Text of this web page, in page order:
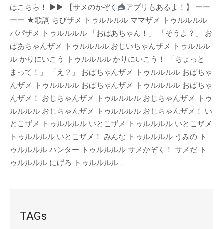
はこちら！ ▶▶ 【サメのかぞく
アプリもあるよ！】 ーー
ーー ★歌詞 ちびザメ トゥルルルル ママザメ トゥルルルル
パパザメ トゥルルルル 「おばあちゃん！」 「そうよ？」 お
ばあちゃんザメ トゥルルルル おじいちゃんザメ トゥルルル
ル かりにいこう トゥルルルル かりにいこう！ 「ちょっと
まって！」 「え？」 おばちゃんザメ トゥルルルル おばちゃ
んザメ トゥルルルル おばちゃんザメ トゥルルルル おばちゃ
んザメ！ おじちゃんザメ トゥルルルル おじちゃんザメ トゥ
ルルルル おじちゃんザメ トゥルルルル おじちゃんザメ！ い
とこザメ トゥルルルル いとこザメ トゥルルルル いとこザメ
トゥルルルル いとこザメ！ みんな トゥルルルル うみの ト
ゥルルルル ハンター トゥルルルル サメかぞく！ サメだ ト
ゥルルルル にげろ トゥルルルル…
TAGs